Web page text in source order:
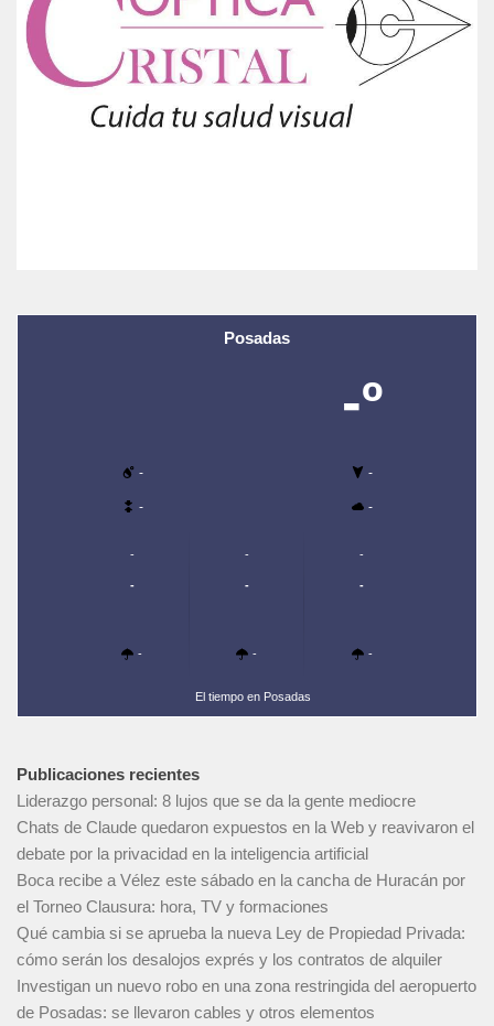
Posadas
-º
- -
- -
-
-
-
-
-
-
-
-
-
El tiempo en Posadas
Publicaciones recientes
Liderazgo personal: 8 lujos que se da la gente mediocre
Chats de Claude quedaron expuestos en la Web y reavivaron el
debate por la privacidad en la inteligencia artificial
Boca recibe a Vélez este sábado en la cancha de Huracán por
el Torneo Clausura: hora, TV y formaciones
Qué cambia si se aprueba la nueva Ley de Propiedad Privada:
cómo serán los desalojos exprés y los contratos de alquiler
Investigan un nuevo robo en una zona restringida del aeropuerto
de Posadas: se llevaron cables y otros elementos